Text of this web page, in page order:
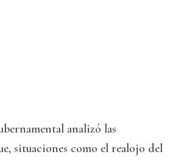
analizó las
situaciones como el realojo del